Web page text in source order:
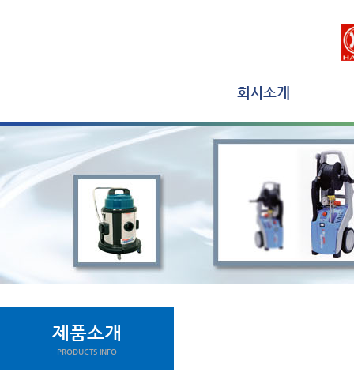
회사소개
제품소개
PRODUCTS INFO